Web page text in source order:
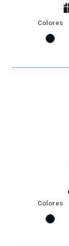
Colores
Colores